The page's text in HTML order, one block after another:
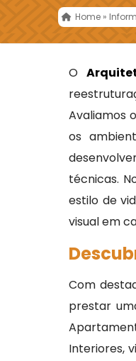
Home »
O
Avaliamos
os
técnicas.
estilo de
visual em
Com
prestar
Interiores,